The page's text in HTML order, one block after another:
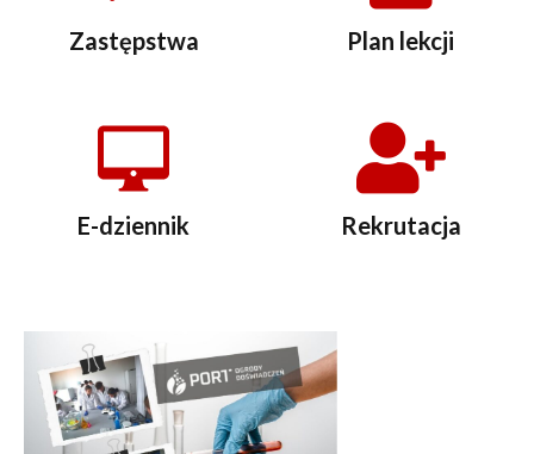
Zastępstwa Plan lekcji
E-dziennik Rekrutacja